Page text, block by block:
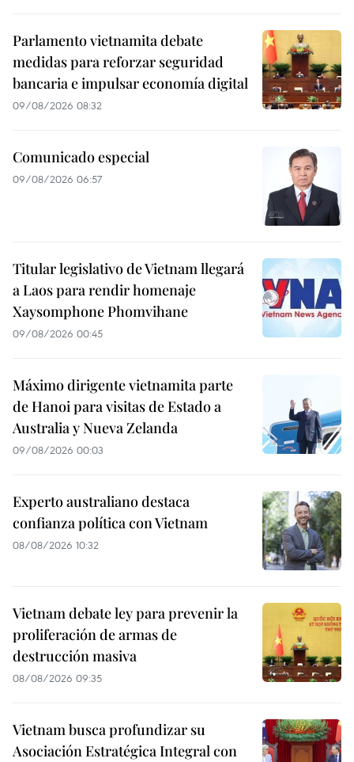
Parlamento vietnamita debate
medidas para reforzar seguridad
bancaria e impulsar economía digital
09/08/2026 08:32
Comunicado especial
09/08/2026 06:57
Titular legislativo de Vietnam llegará
a Laos para rendir homenaje
Xaysomphone Phomvihane
09/08/2026 00:45
Máximo dirigente vietnamita parte
de Hanoi para visitas de Estado a
Australia y Nueva Zelanda
09/08/2026 00:03
Experto australiano destaca
confianza política con Vietnam
08/08/2026 10:32
Vietnam debate ley para prevenir la
proliferación de armas de
destrucción masiva
08/08/2026 09:35
Vietnam busca profundizar su
Asociación Estratégica Integral con